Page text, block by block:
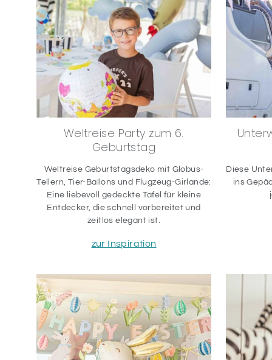
Weltreise Party zum 6.
Geburtstag
Weltreise Geburtstagsdeko mit Globus-
Tellern, Tier-Ballons und Flugzeug-Girlande:
Eine liebevoll gedeckte Tafel für kleine
Entdecker, die schnell vorbereitet und
zeitlos elegant ist.
zur Inspiration
Diese
ins